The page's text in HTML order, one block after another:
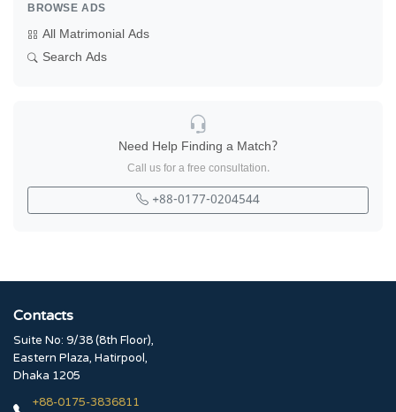
BROWSE ADS
All Matrimonial Ads
Search Ads
Need Help Finding a Match?
Call us for a free consultation.
+88-0177-0204544
Contacts
Suite No: 9/38 (8th Floor),
Eastern Plaza, Hatirpool,
Dhaka 1205
+88-0175-3836811